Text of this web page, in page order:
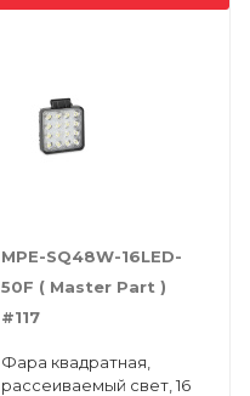
MPE-SQ48W-16LED-
50F ( Маster Part )
#117
Фара квадратная,
рассеиваемый свет, 16